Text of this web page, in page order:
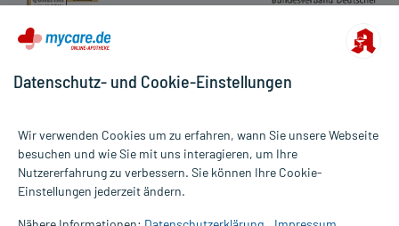
Alle Preise gelten inkl. MwSt., ggf. zzgl. Versandkosten
Informationen auf dieser Website werden ausschließlich für
Datenschutz- und Cookie-Einstellungen
Wir verwenden Cookies um zu erfahren, wann Sie unsere Webseite
besuchen und wie Sie mit uns interagieren, um Ihre
Nutzererfahrung zu verbessern. Sie können Ihre Cookie-
Einstellungen jederzeit ändern.